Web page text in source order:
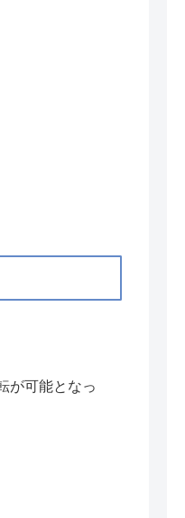
が可能となっ